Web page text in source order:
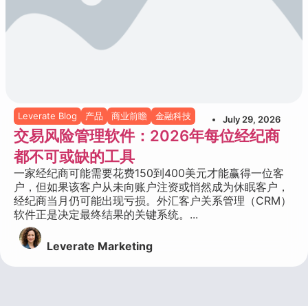
Leverate Blog 产品 商业前瞻 金融科技 July 29, 2026
交易风险管理软件：2026年每位经纪商
都不可或缺的工具
一家经纪商可能需要花费150到400美元才能赢得一位客
户，但如果该客户从未向账户注资或悄然成为休眠客户，
经纪商当月仍可能出现亏损。外汇客户关系管理（CRM）
软件正是决定最终结果的关键系统。...
Leverate Marketing